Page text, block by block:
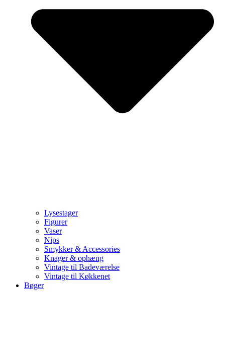
Lysestager
Figurer
Vaser
Nips
Smykker & Accessories
Knager & ophæng
Vintage til Badeværelse
Vintage til Køkkenet
Bøger